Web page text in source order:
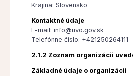
Krajina: Slovensko
Kontaktné údaje
E-mail: info@uvo.gov.sk
Telefónne číslo: +421250264111
2.1.2 Zoznam organizácii
Základné údaje o organizácii